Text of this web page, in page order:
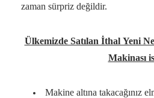
zaman sürpriz değildir.
Ülkemizde Satılan İthal Yeni
Makinası
Makine altına takacağınız